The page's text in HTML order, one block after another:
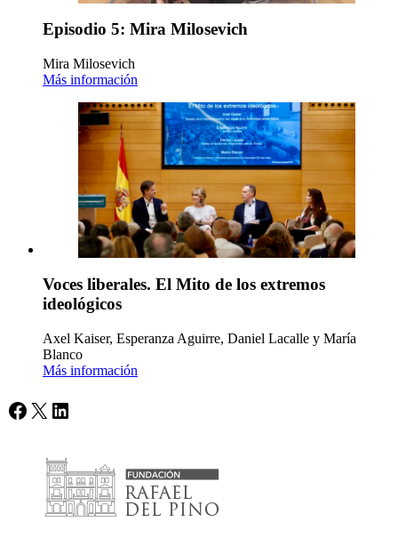
Episodio 5: Mira Milosevich
Mira Milosevich
Más información
Voces liberales. El Mito de los extremos
ideológicos
Axel Kaiser, Esperanza Aguirre, Daniel Lacalle y María
Blanco
Más información
Facebook
X LinkedIn